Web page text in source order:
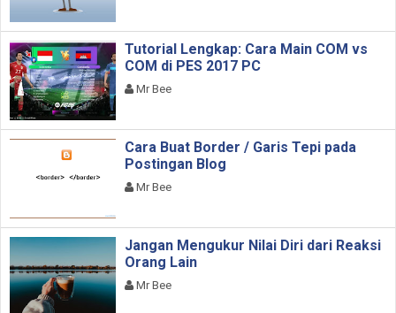
Tutorial Lengkap: Cara Main COM vs
COM di PES 2017 PC
Mr Bee
Cara Buat Border / Garis Tepi pada
Postingan Blog
Mr Bee
Jangan Mengukur Nilai Diri dari Reaksi
Orang Lain
Mr Bee